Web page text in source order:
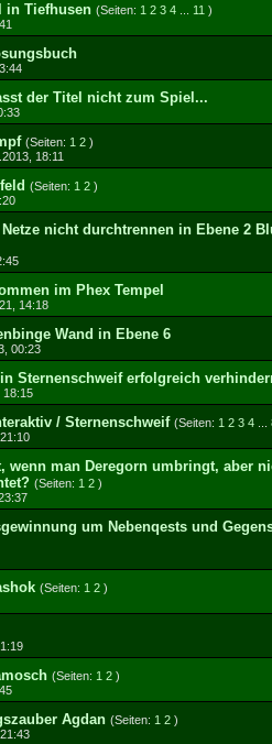
in Tiefhusen (Seiten: 1 2 3 4 11 )
5 durchschnittlich
345
durchschnittlich
345
der Titel nicht zum Spiel...
durchschnittlich
345
(Seiten: 1 2 )
18:11
durchschnittlich
3 45
(Seiten: 1 2 )
durchschnittlich
345
Netze nicht durchtrennen in Ebene 2
durchschnittlich
im Phex Tempel
14:18
durchschnittlich
345
Wand in Ebene 6
00:23
5 durchschnittlich
345
Sternenschweif erfolgreich
18:15
5 durchschnittlich
345
/ Sternenschweif (Seiten: 1 2 3 4 ...
5 durchschnittlich
345
wenn man Deregorn umbringt, aber
(Seiten: 1 2 )
durchschnittlich
345
um Nebenqests und
durchschnittlich
3
(Seiten: 1 2 )
durchschnittlich
345
durchschnittlich
(Seiten: 1 2 )
5 durchschnittlich
345
Agdan (Seiten: 1 2 )
5 durchschnittlich
345